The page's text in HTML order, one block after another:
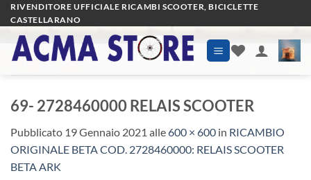
Salta
ai
contenuti
RIVENDITORE UFFICIALE RICAMBI SCOOTER, BICICLETTE
CASTELLARANO
69- 2728460000 RELAIS SCOOTER
Pubblicato 19 Gennaio 2021 alle600 × 600 in RICAMBIO
ORIGINALE BETA COD. 2728460000: RELAIS SCOOTER
BETA ARK